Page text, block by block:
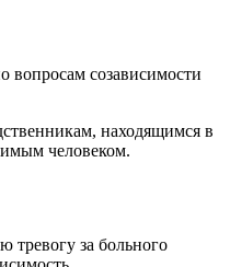
вопросам созависимости
находящимся в
человеком.
тревогу за больного